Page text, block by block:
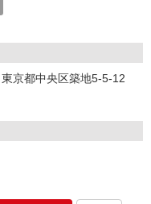
に質問フォームをお送り
、ご都合の良い面接日
ちください。
になることやご希望は
京都中央区築地5-5-12